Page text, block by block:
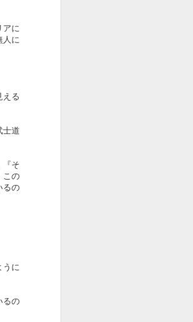
に
人に
る
道
そ
この
るの
に
るの
能」は「経
ることがな
、第三高等学